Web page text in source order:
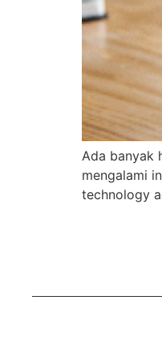
Ada banyak
mengalami
technology